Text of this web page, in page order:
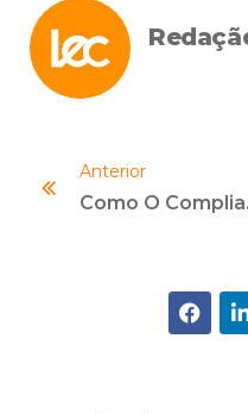
Anterior
Como